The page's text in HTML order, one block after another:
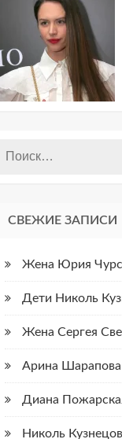
СВЕЖИЕ ЗАПИСИ
Жена Юрия
Дети Николь
Жена Сергея
Арина Шарапова
Диана
Николь